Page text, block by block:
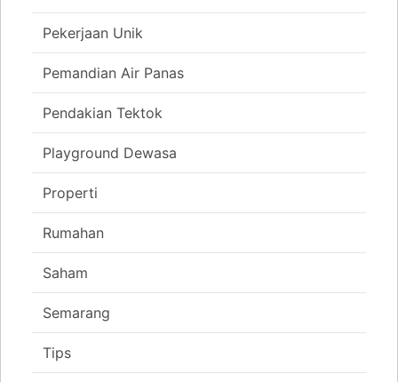
Pekerjaan Unik
Pemandian Air Panas
Pendakian Tektok
Playground Dewasa
Properti
Rumahan
Saham
Semarang
Tips